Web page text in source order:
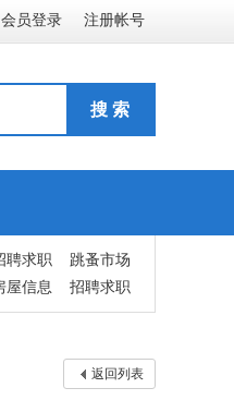
会员登录 注册帐号
搜 索
聘求职
跳蚤市场
屋信息 招聘求职
返回列表